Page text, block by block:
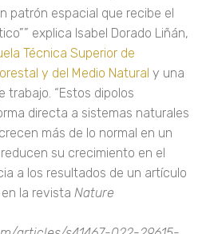
patrón espacial que recibe el
explica Isabel Dorado Liñán,
Técnica Superior de
y del Medio Natural y una
trabajo. “Estos dipolos
directa a sistemas naturales
más de lo normal en un
su crecimiento en el
a los resultados de un artículo
la revista Nature